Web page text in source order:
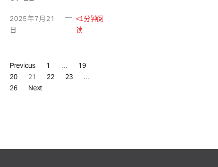
2025年7月21
日
— <1分钟阅
读
Previous 1 …
19
20
21 22 23
…
26
Next